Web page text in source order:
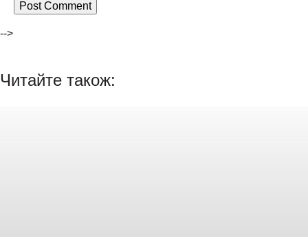
-->
Читайте також: